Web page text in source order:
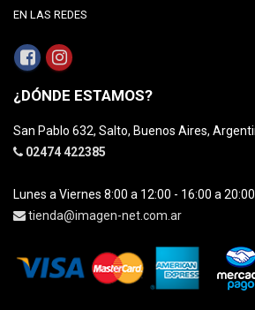
EN LAS REDES
¿DÓNDE ESTAMOS?
San Pablo 632, Salto, Buenos Aires,
02474 422385
Lunes a Viernes 8:00 a 12:00 - 16:00 a
tienda@imagen-net.com.ar